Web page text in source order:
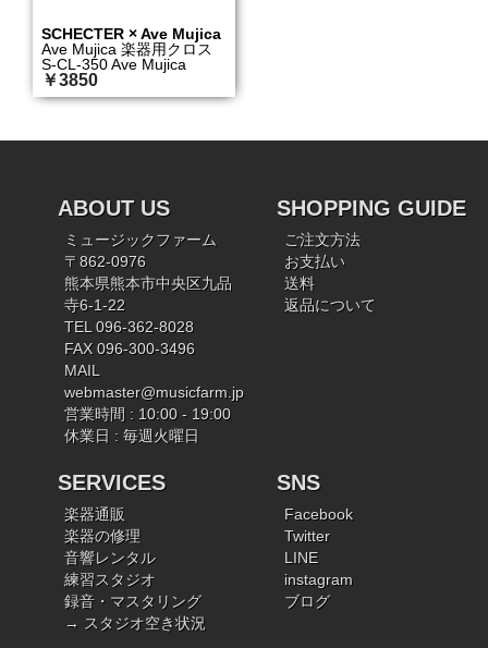
SCHECTER × Ave Mujica
Ave Mujica 楽器用クロス
S-CL-350 Ave Mujica
￥3850
ABOUT US
ミュージックファーム
〒862-0976
熊本県熊本市中央区九品
寺6-1-22
TEL 096-362-8028
FAX 096-300-3496
MAIL
webmaster@musicfarm.jp
営業時間 : 10:00 - 19:00
休業日 : 毎週火曜日
SHOPPING GUIDE
ご注文方法
お支払い
送料
返品について
SERVICES
楽器通販
楽器の修理
音響レンタル
練習スタジオ
録音・マスタリング
→ スタジオ空き状況
SNS
Facebook
Twitter
LINE
instagram
ブログ